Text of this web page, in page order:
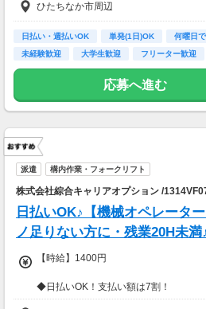
ひたちなか市周辺
日払い・週払いOK 単発(1日)OK 何曜日
未経験歓迎
大学生歓迎 フリーター歓迎
応募へ進む
派遣 構内作業・フォークリフト
株式会社綜合キャリアオプション /
日払いOK♪【機械オペレータ
ノ足りない方に・残業20H未
【時給】1400円
◆日払いOK！支払い額は7割！
※規定・支払い条件有